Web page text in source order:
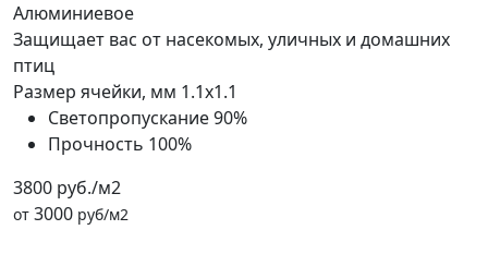
Алюминиевое
Защищает вас от насекомых, уличных и домашних
птиц
Размер ячейки, мм 1.1x1.1
Светопропускание90%
Прочность 100%
3800 руб./м2
от 3000 руб/м2